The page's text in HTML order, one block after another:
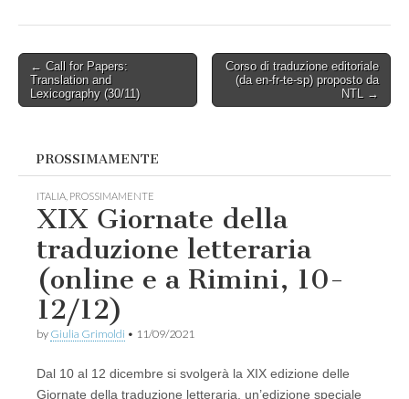
Post
navigation
← Call for Papers:
Translation and
Lexicography (30/11)
Corso di traduzione editoriale
(da en-fr-te-sp) proposto da
NTL →
PROSSIMAMENTE
ITALIA PROSSIMAMENTE
XIX Giornate della
traduzione letteraria
(online e a Rimini, 10-
12/12)
by Giulia Grimoldi • 11/09/2021
Dal 10 al 12 dicembre si svolgerà la XIX edizione delle
Giornate della traduzione letteraria, un’edizione speciale